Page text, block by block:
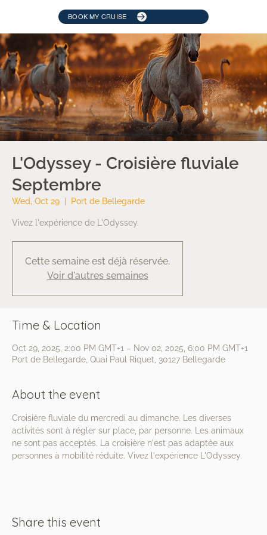
BOOK MY CRUISE
L'Odyssey - Croisière fluviale
Septembre
Wed, Oct 29 Port de Bellegarde
Vivez l'expérience de L'Odyssey.
Cette semaine est déjà réservée.
Voir d'autres semaines
Time & Location
Oct 29, 2025, 2:00 PM GMT+1 – Nov 02, 2025, 6:00 PM GMT+1
Port de Bellegarde, Quai Paul Riquet, 30127 Bellegarde
About the event
Croisière fluviale du mercredi au dimanche. Les diverses
activités sont à régler sur place, par personne. Les animaux
ne sont pas acceptés. La croisière n'est pas adaptée aux
personnes à mobilité réduite. Vivez l'expérience L'Odyssey.
Share this event